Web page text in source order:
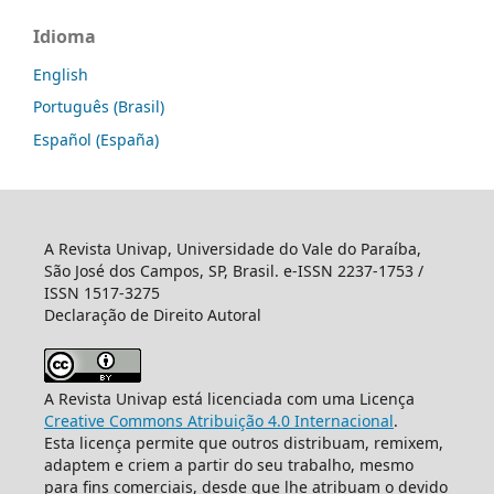
Idioma
English
Português (Brasil)
Español (España)
A Revista Univap, Universidade do Vale do Paraíba,
São José dos Campos, SP, Brasil. e-ISSN 2237-1753 /
ISSN 1517-3275
Declaração de Direito Autoral
A Revista Univap está licenciada com uma Licença
Creative Commons Atribuição 4.0 Internacional.
Esta licença permite que outros distribuam, remixem,
adaptem e criem a partir do seu trabalho, mesmo
para fins comerciais, desde que lhe atribuam o devido